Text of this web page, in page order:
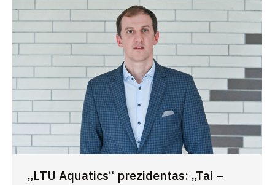
„LTU Aquatics“ prezidentas: „Tai –